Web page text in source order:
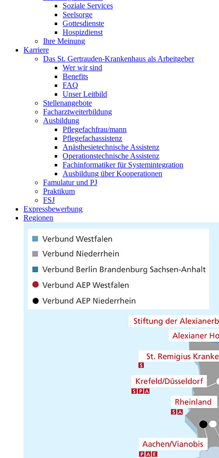
Soziale Services
Seelsorge
Gottesdienste
Hospizdienst
Ihre Meinung
Karriere
Das St. Gertrauden-Krankenhaus als Arbeitgeber
Wer wir sind
Benefits
FAQ
Unser Leitbild
Stellenangebote
Facharztweiterbildung
Ausbildung
Pflegefachfrau/mann
Pflegefachassistenz
Anästhesietechnische Assistenz
Operationstechnische Assistenz
Fachinformatiker für Systemintegration
Ausbildung über Kooperationen
Famulatur und PJ
Praktikum
FSJ
Expressbewerbung
Regionen